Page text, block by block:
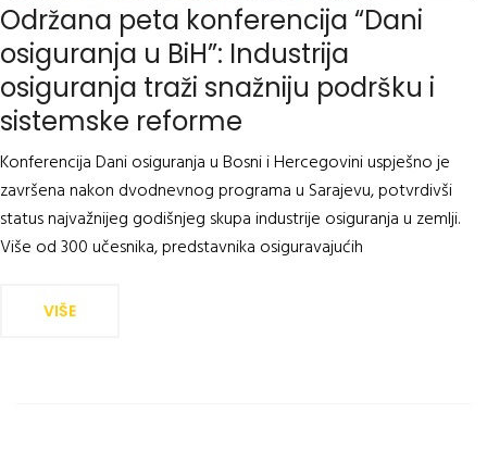
Održana peta konferencija “Dani
osiguranja u BiH”: Industrija
osiguranja traži snažniju podršku i
sistemske reforme
Konferencija Dani osiguranja u Bosni i Hercegovini uspješno je
završena nakon dvodnevnog programa u Sarajevu, potvrdivši
status najvažnijeg godišnjeg skupa industrije osiguranja u zemlji.
Više od 300 učesnika, predstavnika osiguravajućih
VIŠE